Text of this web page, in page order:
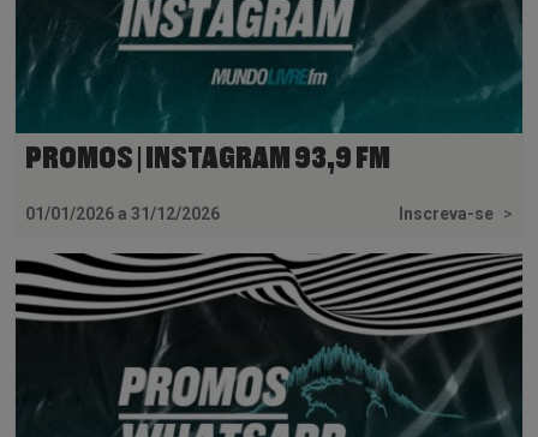
PROMOS | INSTAGRAM 93,9 FM
01/01/2026 a 31/12/2026 Inscreva-se >